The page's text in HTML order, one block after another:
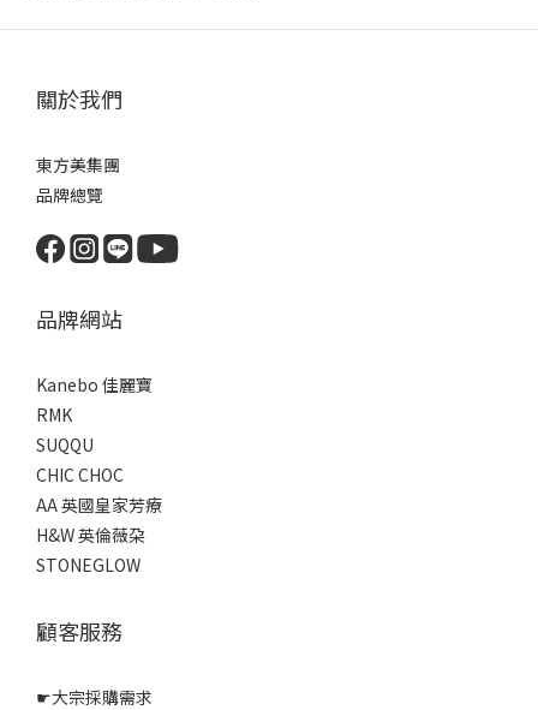
關於我們
東方美集團
品牌總覽
品牌網站
Kanebo 佳麗寶
RMK
SUQQU
CHIC CHOC
AA 英國皇家芳療
H&W 英倫薇朶
STONEGLOW
顧客服務
☛大宗採購需求